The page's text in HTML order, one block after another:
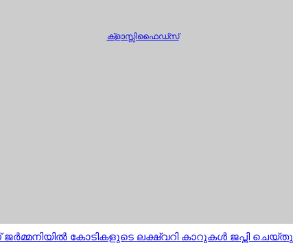
ക്ളാസ്സിഫൈഡ്സ്
ജര്‍മ്മനിയില്‍ കോടികളുടെ ലക്ഷ്വറി കാറുകള്‍ ജപ്തി ചെയ്തു